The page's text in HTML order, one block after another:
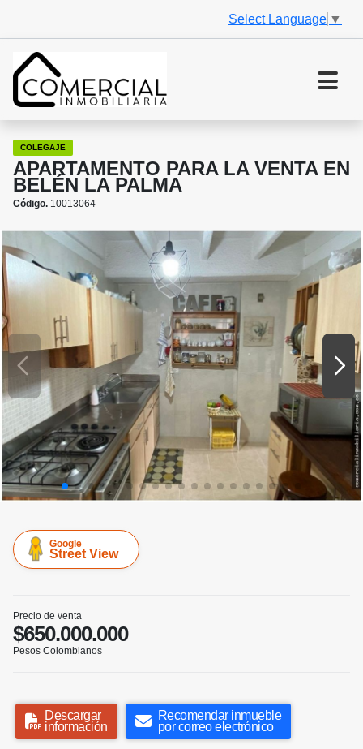
Select Language ▼
COLEGAJE
APARTAMENTO PARA LA VENTA EN
BELÉN LA PALMA
Código. 10013064
Google
Street View
Precio de venta
$650.000.000
Pesos Colombianos
Descargar
información
Recomendar inmueble
por correo electrónico